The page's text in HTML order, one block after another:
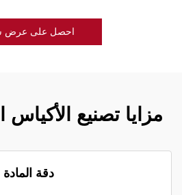
احصل على عرض
مزايا تصنيع الأكياس
دقة المادة